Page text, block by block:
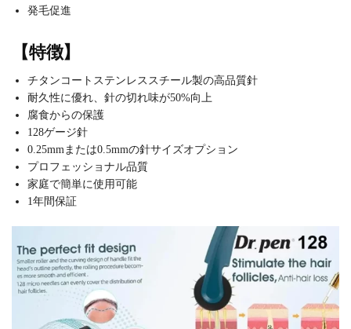
発毛促進
【特徴】
チタンコートステンレススチール製の高品質針
耐久性に優れ、針の切れ味が50%向上
腐食からの保護
128ゲージ針
0.25mmまたは0.5mmの針サイズオプション
プロフェッショナル品質
家庭で簡単に使用可能
1年間保証